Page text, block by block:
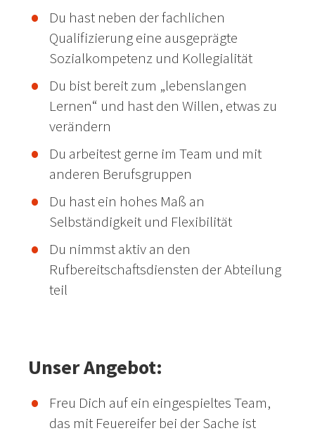
Du hast neben der fachlichen
Qualifizierung eine ausgeprägte
Sozialkompetenz und Kollegialität
Du bist bereit zum „lebenslangen
Lernen“ und hast den Willen, etwas zu
verändern
Du arbeitest gerne im Team und mit
anderen Berufsgruppen
Du hast ein hohes Maß an
Selbständigkeit und Flexibilität
Du nimmst aktiv an den
Rufbereitschaftsdiensten der Abteilung
teil
Unser Angebot:
Freu Dich auf ein eingespieltes Team,
das mit Feuereifer bei der Sache ist